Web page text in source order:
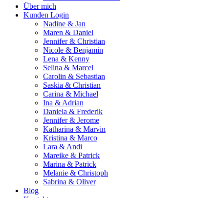
Über mich
Kunden Login
Nadine & Jan
Maren & Daniel
Jennifer & Christian
Nicole & Benjamin
Lena & Kenny
Selina & Marcel
Carolin & Sebastian
Saskia & Christian
Carina & Michael
Ina & Adrian
Daniela & Frederik
Jennifer & Jerome
Katharina & Marvin
Kristina & Marco
Lara & Andi
Mareike & Patrick
Marina & Patrick
Melanie & Christoph
Sabrina & Oliver
Blog